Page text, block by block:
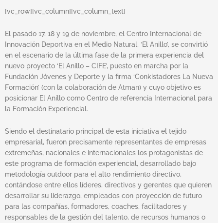
[vc_row][vc_column][vc_column_text]
El pasado 17, 18 y 19 de noviembre, el Centro Internacional de
Innovación Deportiva en el Medio Natural, ‘El Anillo’, se convirtió
en el escenario de la última fase de la primera experiencia del
nuevo proyecto ‘El Anillo – CIFE’, puesto en marcha por la
Fundación Jóvenes y Deporte y la firma ‘Conkistadores La Nueva
Formación’ (con la colaboración de Atman) y cuyo objetivo es
posicionar El Anillo como Centro de referencia Internacional para
la Formación Experiencial.
Siendo el destinatario principal de esta iniciativa el tejido
empresarial, fueron precisamente representantes de empresas
extremeñas, nacionales e internacionales los protagonistas de
este programa de formación experiencial, desarrollado bajo
metodología outdoor para el alto rendimiento directivo,
contándose entre ellos líderes, directivos y gerentes que quieren
desarrollar su liderazgo, empleados con proyección de futuro
para las compañías, formadores, coaches, facilitadores y
responsables de la gestión del talento, de recursos humanos o